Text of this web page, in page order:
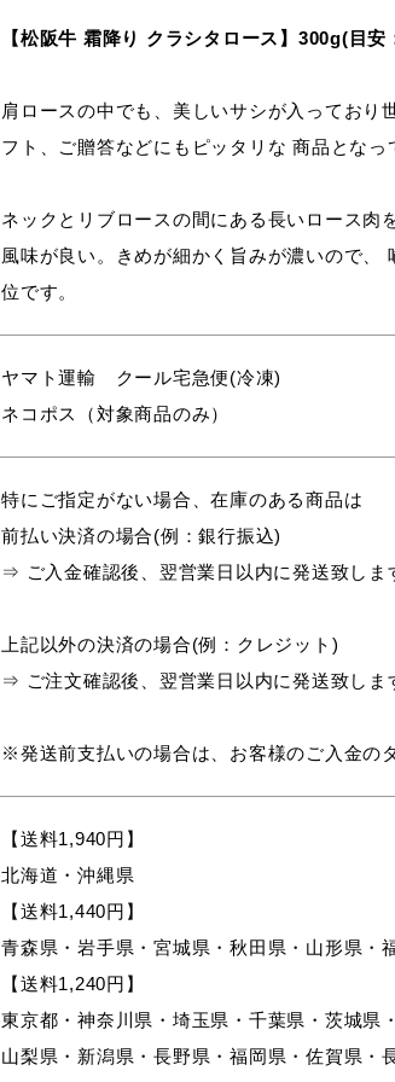
【松阪牛 霜降り クラシタロース】300g(目
肩ロースの中でも、美しいサシが入ってお
フト、ご贈答などにもピッタリな 商品となっ
ネックとリブロースの間にある長いロース肉
風味が良い。きめが細かく旨みが濃いので
位です。
ヤマト運輸 クール宅急便(冷凍)
ネコポス（対象商品のみ）
特にご指定がない場合、在庫のある商品は
前払い決済の場合(例：銀行振込)
⇒ ご入金確認後、翌営業日以内に発送致しま
上記以外の決済の場合(例：クレジット)
⇒ ご注文確認後、翌営業日以内に発送致しま
※発送前支払いの場合は、お客様のご入金の
【送料1,940円】
北海道・沖縄県
【送料1,440円】
青森県・岩手県・宮城県・秋田県・山形県・
【送料1,240円】
東京都・神奈川県・埼玉県・千葉県・茨城県
山梨県・新潟県・長野県・福岡県・佐賀県・